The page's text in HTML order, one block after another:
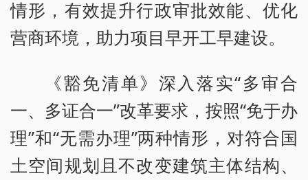
情形，有效提升行政审批效能、优化
营商环境，助力项目早开工早建设。
《豁免清单》深入落实“多审合
一、多证合一”改革要求，按照“免于办
理”和“无需办理”两种情形，对符合国
土空间规划且不改变建筑主体结构、